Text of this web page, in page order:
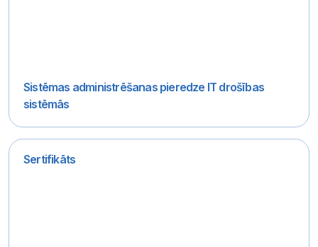
Sistēmas administrēšanas pieredze IT drošības
sistēmās
Sertifikāts